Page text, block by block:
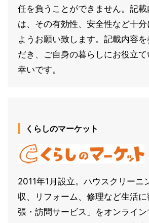
任を負うことができません。記
は、その有効性、安全性など十分
ようお願い致します。記載内容
だき、ご自身の暮らしにお役立
幸いです。
くらしのマーケット
2011年1月設立。ハウスクリーニ
収、リフォーム、修理など生活
張・訪問サービス」をオンライン